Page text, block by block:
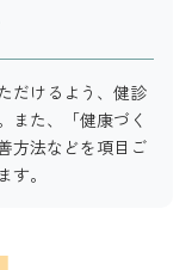
だけるよう、健診
また、「健康づく
方法などを項目ご
。